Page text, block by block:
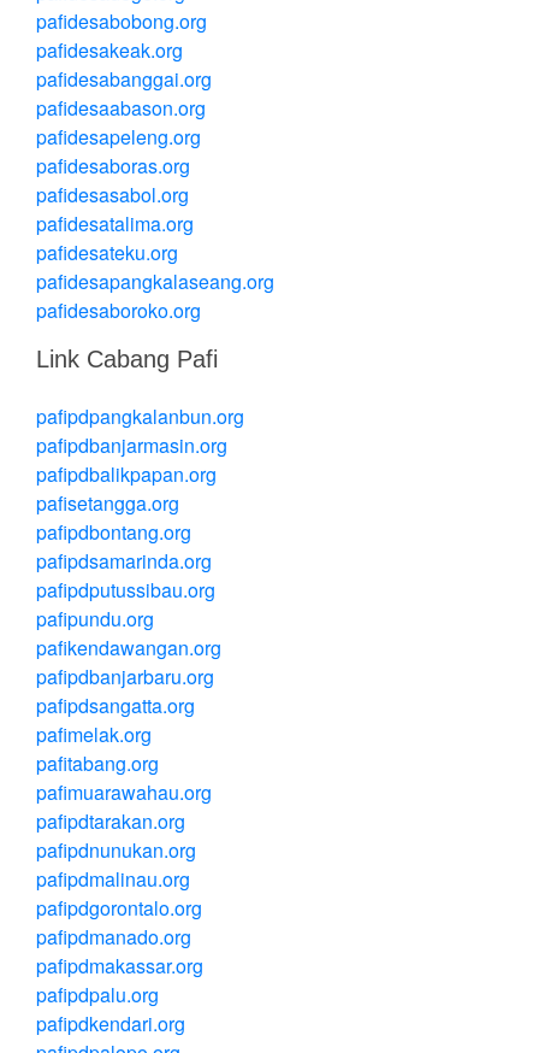
pafidesabobong.org
pafidesakeak.org
pafidesabanggai.org
pafidesaabason.org
pafidesapeleng.org
pafidesaboras.org
pafidesasabol.org
pafidesatalima.org
pafidesateku.org
pafidesapangkalaseang.org
pafidesaboroko.org
Link Cabang Pafi
pafipdpangkalanbun.org
pafipdbanjarmasin.org
pafipdbalikpapan.org
pafisetangga.org
pafipdbontang.org
pafipdsamarinda.org
pafipdputussibau.org
pafipundu.org
pafikendawangan.org
pafipdbanjarbaru.org
pafipdsangatta.org
pafimelak.org
pafitabang.org
pafimuarawahau.org
pafipdtarakan.org
pafipdnunukan.org
pafipdmalinau.org
pafipdgorontalo.org
pafipdmanado.org
pafipdmakassar.org
pafipdpalu.org
pafipdkendari.org